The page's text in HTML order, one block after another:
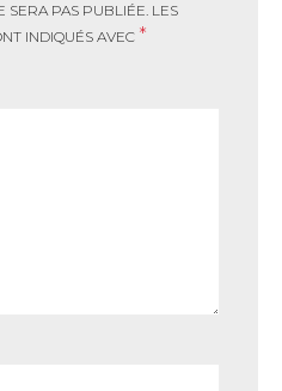
SERA PAS PUBLIÉE. LES
INDIQUÉS AVEC *